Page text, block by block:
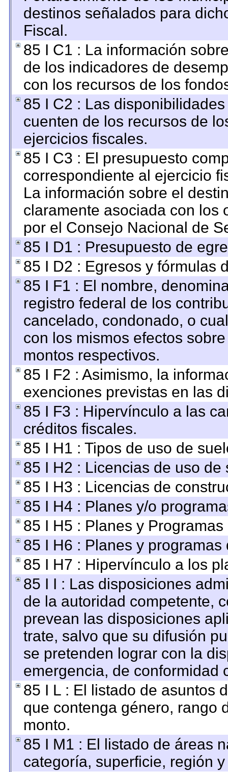
destinos señalados para
Fiscal.
85 I C1 : La información
de los indicadores de
con los recursos de los
85 I C2 : Las
cuenten de los recursos de
ejercicios fiscales.
85 I C3 : El presupuesto
correspondiente al ejercicio
La información sobre el
claramente asociada con los
por el Consejo Nacional de
85 I D1 : Presupuesto de
85 I D2 : Egresos y fórmulas
85 I F1 : El nombre,
registro federal de los
cancelado, condonado, o
con los mismos efectos
montos respectivos.
85 I F2 : Asimismo, la
exenciones previstas en las
85 I F3 : Hipervínculo a las
créditos fiscales.
85 I H1 : Tipos de uso de
85 I H2 : Licencias de uso de
85 I H3 : Licencias de
85 I H4 : Planes y/o
85 I H5 : Planes y
85 I H6 : Planes y
85 I H7 : Hipervínculo a los
85 I I : Las disposiciones
de la autoridad competente,
prevean las disposiciones
trate, salvo que su difusión
se pretenden lograr con la
emergencia, de conformidad
85 I L : El listado de asuntos
que contenga género, rango
monto.
85 I M1 : El listado de áreas
categoría, superficie, región